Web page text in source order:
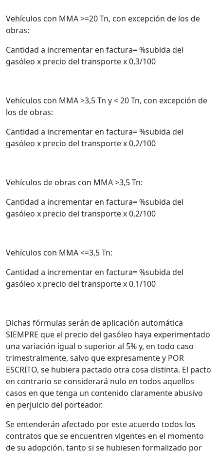
Vehículos con MMA >=20 Tn, con excepción de los de
obras:
Cantidad a incrementar en factura= %subida del
gasóleo x precio del transporte x 0,3/100
Vehículos con MMA >3,5 Tn y < 20 Tn, con excepción de
los de obras:
Cantidad a incrementar en factura= %subida del
gasóleo x precio del transporte x 0,2/100
Vehículos de obras con MMA >3,5 Tn:
Cantidad a incrementar en factura= %subida del
gasóleo x precio del transporte x 0,2/100
Vehículos con MMA <=3,5 Tn:
Cantidad a incrementar en factura= %subida del
gasóleo x precio del transporte x 0,1/100
Dichas fórmulas serán de aplicación automática
SIEMPRE que el precio del gasóleo haya experimentado
una variación igual o superior al 5% y, en todo caso
trimestralmente, salvo que expresamente y POR
ESCRITO, se hubiera pactado otra cosa distinta. El pacto
en contrario se considerará nulo en todos aquellos
casos en que tenga un contenido claramente abusivo
en perjuicio del porteador.
Se entenderán afectado por este acuerdo todos los
contratos que se encuentren vigentes en el momento
de su adopción, tanto si se hubiesen formalizado por